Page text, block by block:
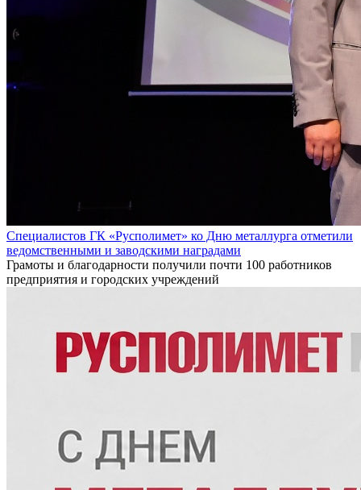
Специалистов ГК «Русполимет» ко Дню металлурга отметили
ведомственными и заводскими наградами
Грамоты и благодарности получили почти 100 работников
предприятия и городских учреждений